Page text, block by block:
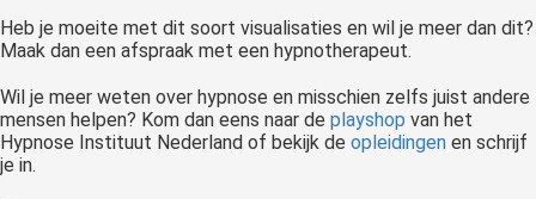
Heb je moeite met dit soort visualisaties en wil je meer dan dit?
Maak dan een afspraak met een hypnotherapeut.
Wil je meer weten over hypnose en misschien zelfs juist andere
mensen helpen? Kom dan eens naar de playshop van het
Hypnose Instituut Nederland of bekijk de opleidingen en schrijf
je in.